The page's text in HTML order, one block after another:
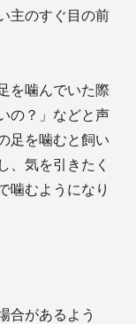
主のすぐ目の前
を噛んでいた際
の？」などと声
足を噛むと飼い
、気を引きたく
噛むようになり
合があるよう